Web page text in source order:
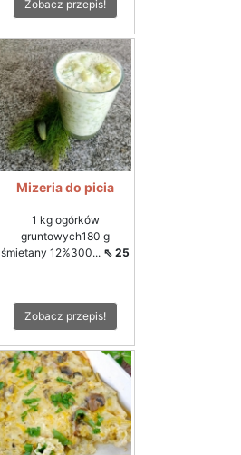
Zobacz przepis!
Mizeria do picia
1 kg ogórków
gruntowych180 g
śmietany 12%300... ⇖ 25
Zobacz przepis!